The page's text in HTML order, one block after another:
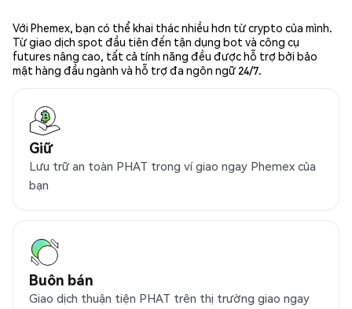
Với Phemex, bạn có thể khai thác nhiều hơn từ crypto của mình.
Từ giao dịch spot đầu tiên đến tận dụng bot và công cụ
futures nâng cao, tất cả tính năng đều được hỗ trợ bởi bảo
mật hàng đầu ngành và hỗ trợ đa ngôn ngữ 24/7.
Giữ
Lưu trữ an toàn PHAT trong ví giao ngay Phemex của
bạn
Buôn bán
Giao dịch thuận tiện PHAT trên thị trường giao ngay